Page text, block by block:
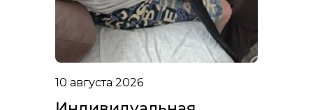
10 августа 2026